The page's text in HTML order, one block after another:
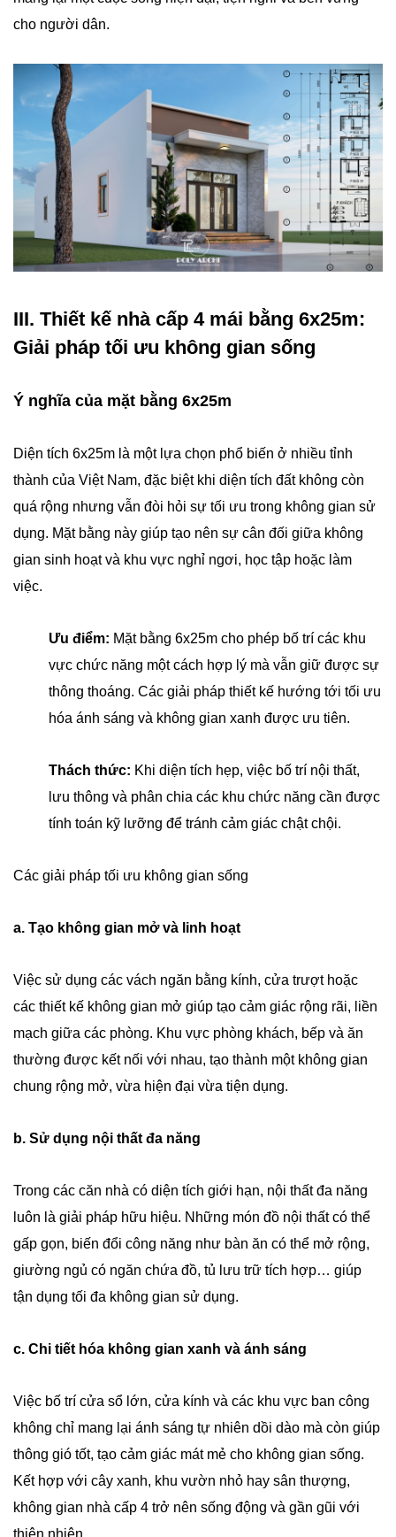
cho người dân.
III. Thiết kế nhà cấp 4 mái bằng 6x25m:
Giải pháp tối ưu không gian sống
Ý nghĩa của mặt bằng 6x25m
Diện tích 6x25m là một lựa chọn phổ biến ở nhiều tỉnh
thành của Việt Nam, đặc biệt khi diện tích đất không còn
quá rộng nhưng vẫn đòi hỏi sự tối ưu trong không gian sử
dụng. Mặt bằng này giúp tạo nên sự cân đối giữa không
gian sinh hoạt và khu vực nghỉ ngơi, học tập hoặc làm
việc.
Ưu điểm: Mặt bằng 6x25m cho phép bố trí các khu
vực chức năng một cách hợp lý mà vẫn giữ được sự
thông thoáng. Các giải pháp thiết kế hướng tới tối ưu
hóa ánh sáng và không gian xanh được ưu tiên.
Thách thức: Khi diện tích hẹp, việc bố trí nội thất,
lưu thông và phân chia các khu chức năng cần được
tính toán kỹ lưỡng để tránh cảm giác chật chội.
Các giải pháp tối ưu không gian sống
a. Tạo không gian mở và linh hoạt
Việc sử dụng các vách ngăn bằng kính, cửa trượt hoặc
các thiết kế không gian mở giúp tạo cảm giác rộng rãi, liền
mạch giữa các phòng. Khu vực phòng khách, bếp và ăn
thường được kết nối với nhau, tạo thành một không gian
chung rộng mở, vừa hiện đại vừa tiện dụng.
b. Sử dụng nội thất đa năng
Trong các căn nhà có diện tích giới hạn, nội thất đa năng
luôn là giải pháp hữu hiệu. Những món đồ nội thất có thể
gấp gọn, biến đổi công năng như bàn ăn có thể mở rộng,
giường ngủ có ngăn chứa đồ, tủ lưu trữ tích hợp… giúp
tận dụng tối đa không gian sử dụng.
c. Chi tiết hóa không gian xanh và ánh sáng
Việc bố trí cửa sổ lớn, cửa kính và các khu vực ban công
không chỉ mang lại ánh sáng tự nhiên dồi dào mà còn giúp
thông gió tốt, tạo cảm giác mát mẻ cho không gian sống.
Kết hợp với cây xanh, khu vườn nhỏ hay sân thượng,
không gian nhà cấp 4 trở nên sống động và gần gũi với